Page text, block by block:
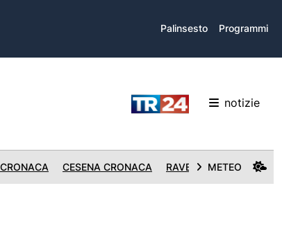
Palinsesto Programmi
notizie
CESENA CRONACA RAVENNA CRONACA
METEO